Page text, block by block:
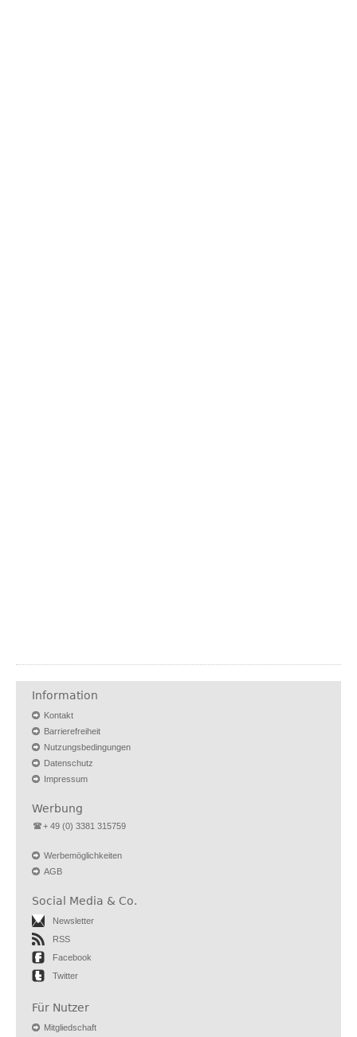
Information
Kontakt
Barrierefreiheit
Nutzungsbedingungen
Datenschutz
Impressum
Werbung
+ 49 (0) 3381 315759
Werbemöglichkeiten
AGB
Social Media & Co.
Newsletter
RSS
Facebook
Twitter
Für Nutzer
Mitgliedschaft